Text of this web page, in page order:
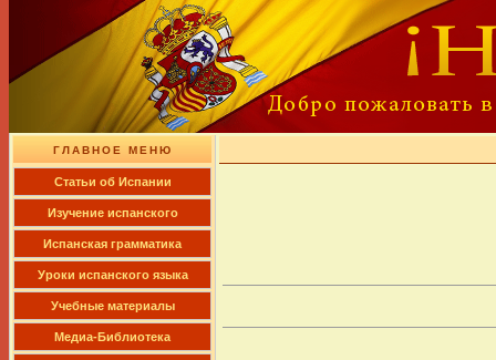
ГЛАВНОЕ МЕНЮ
Cтатьи об Испании
Изучение испанского
Испанская грамматика
Уроки испанского языка
Учебные материалы
Медиа-Библиотека